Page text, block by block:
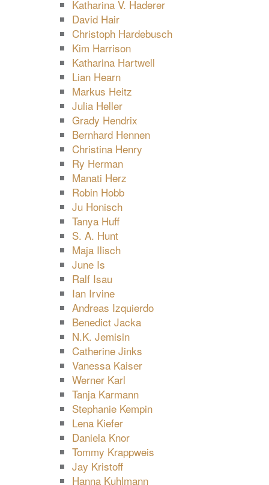
Katharina V. Haderer
David Hair
Christoph Hardebusch
Kim Harrison
Katharina Hartwell
Lian Hearn
Markus Heitz
Julia Heller
Grady Hendrix
Bernhard Hennen
Christina Henry
Ry Herman
Manati Herz
Robin Hobb
Ju Honisch
Tanya Huff
S. A. Hunt
Maja Ilisch
June Is
Ralf Isau
Ian Irvine
Andreas Izquierdo
Benedict Jacka
N.K. Jemisin
Catherine Jinks
Vanessa Kaiser
Werner Karl
Tanja Karmann
Stephanie Kempin
Lena Kiefer
Daniela Knor
Tommy Krappweis
Jay Kristoff
Hanna Kuhlmann